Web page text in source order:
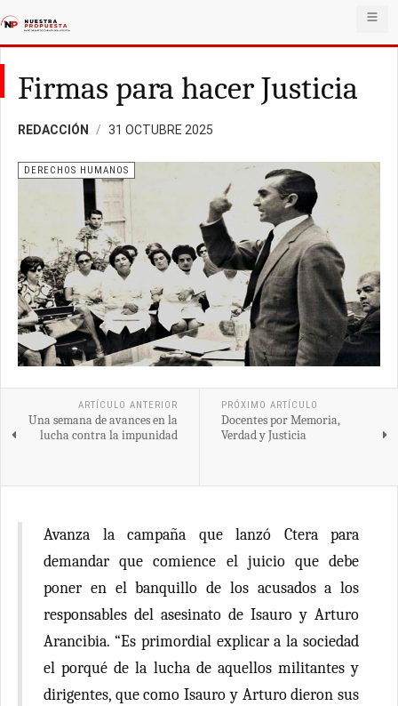
Firmas para hacer Justicia
REDACCIÓN 31 OCTUBRE 2025
DERECHOS HUMANOS
ARTÍCULO ANTERIOR
Una semana de avances en la
lucha contra la impunidad
PRÓXIMO ARTÍCULO
Docentes por Memoria,
Verdad y Justicia
Avanza la campaña que lanzó Ctera para
demandar que comience el juicio que debe
poner en el banquillo de los acusados a los
responsables del asesinato de Isauro y Arturo
Arancibia. “Es primordial explicar a la sociedad
el porqué de la lucha de aquellos militantes y
dirigentes, que como Isauro y Arturo dieron sus